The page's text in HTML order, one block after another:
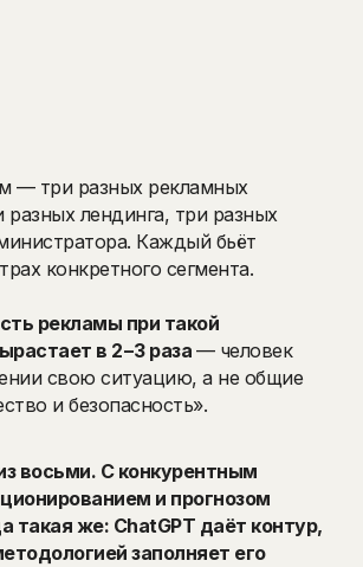
— три разных рекламных
разных лендинга, три разных
Каждый бьёт
конкретного сегмента.
рекламы при такой
в 2−3 раза — человек
свою ситуацию, а не общие
и безопасность».
восьми. С конкурентным
и прогнозом
такая же: ChatGPT даёт контур,
заполняет его